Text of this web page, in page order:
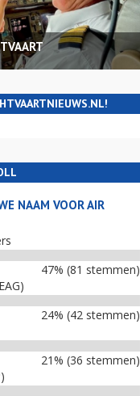
NAAM VOOR AIR
47% (81 stemmen)
24% (42 stemmen)
21% (36 stemmen)